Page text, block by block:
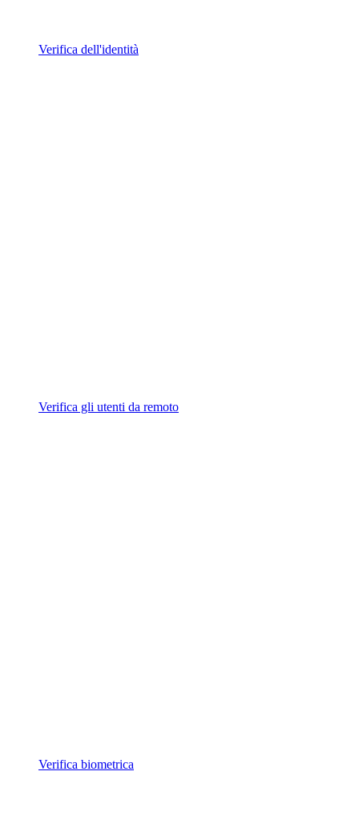
Verifica dell'identità
Verifica gli utenti da remoto
Verifica biometrica